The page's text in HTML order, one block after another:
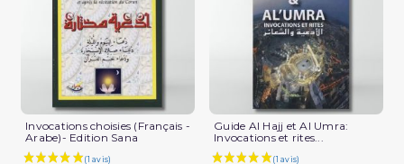
Invocations choisies (Français -
Arabe)- Edition Sana
Guide Al Hajj et Al Umra:
Invocations et rites...